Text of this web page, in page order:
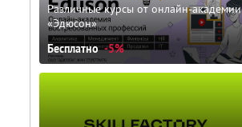
Различные курсы от онлайн-академии
«Эдюсон»
Бесплатно -5%